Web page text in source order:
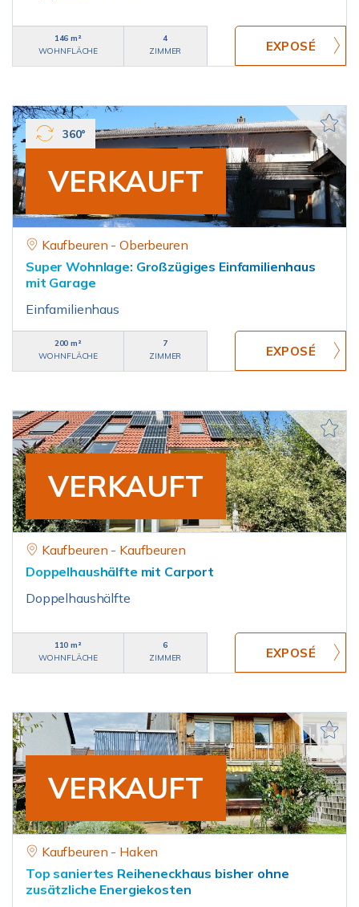
146 m²
WOHNFLÄCHE
4
ZIMMER
VERKAUFT
360°
Kaufbeuren - Oberbeuren
Super Wohnlage: Großzügiges Einfamilienhaus
mit Garage
Einfamilienhaus
200 m²
WOHNFLÄCHE
7
ZIMMER
VERKAUFT
Kaufbeuren - Kaufbeuren
Doppelhaushälfte mit Carport
Doppelhaushälfte
110 m²
WOHNFLÄCHE
6
ZIMMER
VERKAUFT
Kaufbeuren - Haken
Top saniertes Reiheneckhaus bisher ohne
zusätzliche Energiekosten